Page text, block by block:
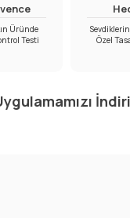
Üründe
Testi
Özel